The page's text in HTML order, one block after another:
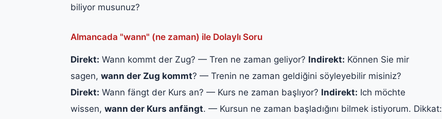
biliyor musunuz?
Almancada "wann" (ne zaman) ile Dolaylı Soru
Direkt: Wann kommt der Zug? — Tren ne zaman geliyor? Indirekt: Können Sie mir
sagen, wann der Zug kommt? — Trenin ne zaman geldiğini söyleyebilir misiniz?
Direkt: Wann fängt der Kurs an? — Kurs ne zaman başlıyor? Indirekt: Ich möchte
wissen, wann der Kurs anfängt. — Kursun ne zaman başladığını bilmek istiyorum. Dikkat: